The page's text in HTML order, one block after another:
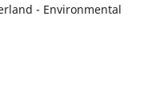
- Environmental